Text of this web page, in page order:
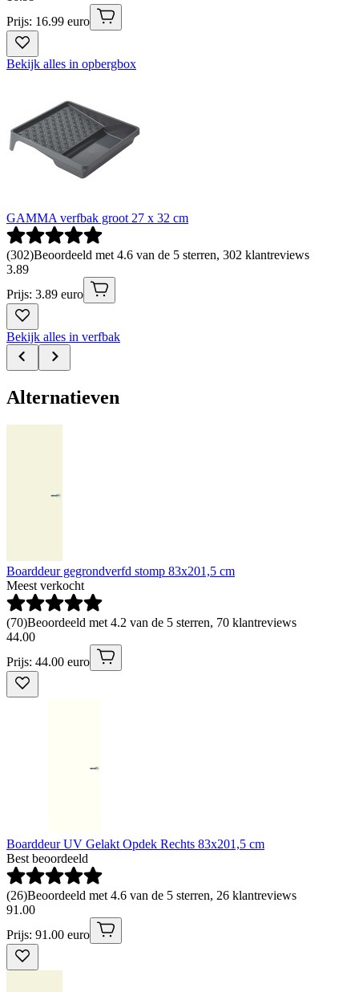
Prijs: 16.99 euro
Bekijk alles in opbergbox
GAMMA verfbak groot 27 x 32 cm
(302)Beoordeeld met 4.6 van de 5 sterren, 302 klantreviews
3.89
Prijs: 3.89 euro
Bekijk alles in verfbak
Alternatieven
Boarddeur gegrondverfd stomp 83x201,5 cm
Meest verkocht
(70)Beoordeeld met 4.2 van de 5 sterren, 70 klantreviews
44.00
Prijs: 44.00 euro
Boarddeur UV Gelakt Opdek Rechts 83x201,5 cm
Best beoordeeld
(26)Beoordeeld met 4.6 van de 5 sterren, 26 klantreviews
91 .00
Prijs: 91.00 euro